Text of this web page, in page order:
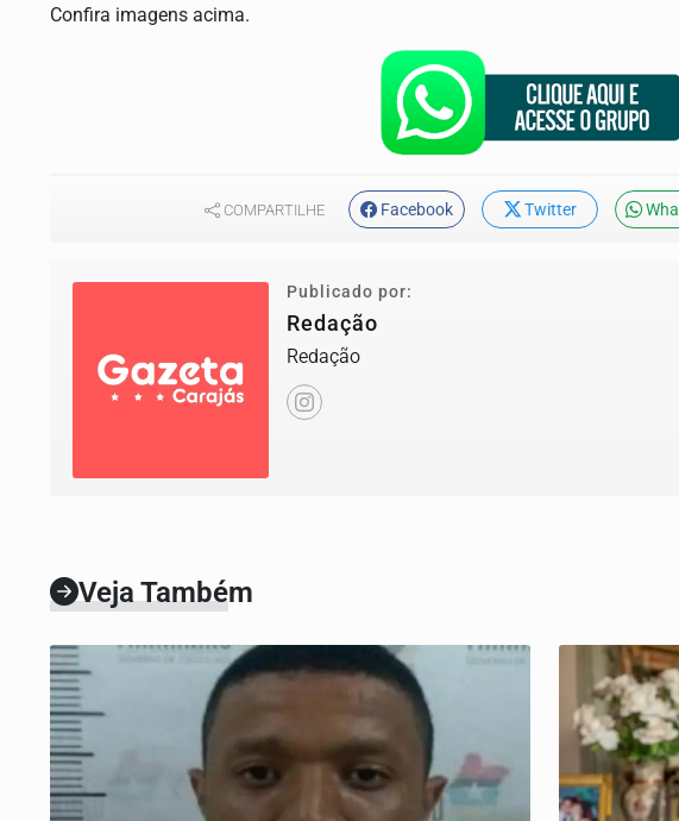
Confira imagens acima.
COMPARTILHE Facebook Twitter
Publicado por:
Redação
Redação
Veja Também